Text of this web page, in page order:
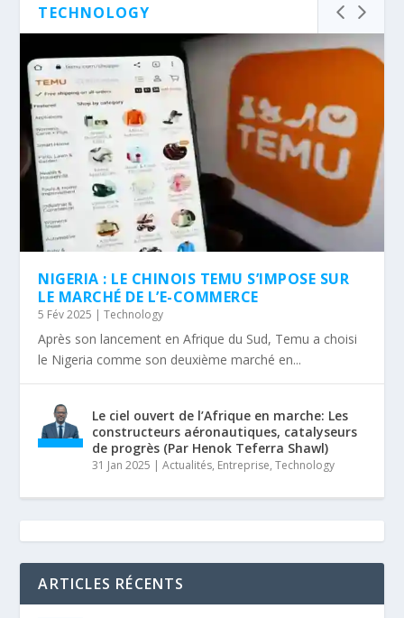
TECHNOLOGY
NIGERIA : LE CHINOIS TEMU S’IMPOSE SUR
LE MARCHÉ DE L’E-COMMERCE
5 Fév 2025 |Technology
Après son lancement en Afrique du Sud, Temu a choisi
le Nigeria comme son deuxième marché en...
Le ciel ouvert de l’Afrique en marche: Les
constructeurs aéronautiques, catalyseurs
de progrès (Par Henok Teferra Shawl)
31 Jan 2025 |Actualités, Entreprise,Technology
ARTICLES RÉCENTS